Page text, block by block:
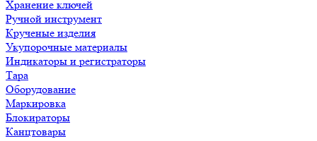
Хранение ключей
Ручной инструмент
Крученые изделия
Укупорочные материалы
Индикаторы и регистраторы
Тара
Оборудование
Маркировка
Блокираторы
Канцтовары